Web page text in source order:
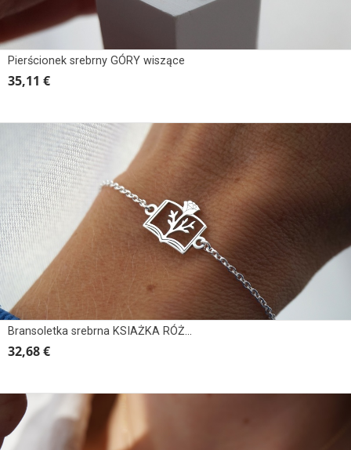
Pierścionek srebrny GÓRY wiszące
35,11 €
Bransoletka srebrna KSIAŻKA RÓŻA BOTANIKA
32,68 €